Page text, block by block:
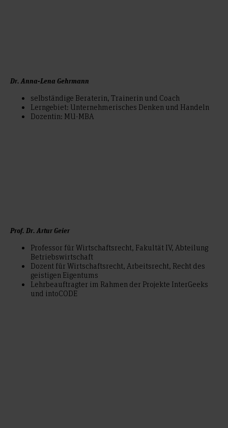
Dr. Anna-Lena Gehrmann
selbständige Beraterin, Trainerin und Coach
Lerngebiet: Unternehmerisches Denken und Handeln
Dozentin: MU-MBA
Prof. Dr. Artur Geier
Professor für Wirtschaftsrecht, Fakultät IV, Abteilung
Betriebswirtschaft
Dozent für Wirtschaftsrecht, Arbeitsrecht, Recht des
geistigen Eigentums
Lehrbeauftragter im Rahmen der Projekte InterGeeks
und intoCODE